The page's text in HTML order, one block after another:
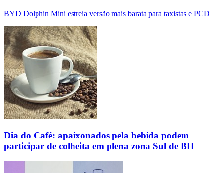
BYD Dolphin Mini estreia versão mais barata para taxistas e PCD
Dia do Café: apaixonados pela bebida podem
participar de colheita em plena zona Sul de BH